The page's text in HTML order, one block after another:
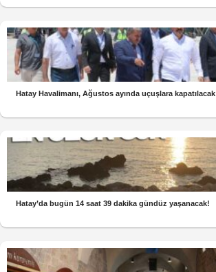
Hatay Havalimanı, Ağustos ayında uçuşlara kapatılacak
Hatay’da bugün 14 saat 39 dakika gündüz yaşanacak!